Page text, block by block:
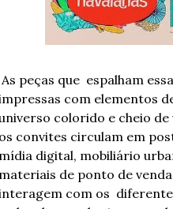
com elementos
colorido e cheio
convites circulam em
digital, mobiliário
de ponto de
com os